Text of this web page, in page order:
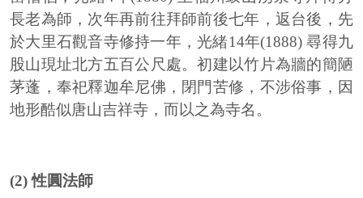
長老為師，次年再前往拜師前後七年，返台後，先
於大里石觀音寺修持一年，光緒14年(1888) 尋得九
股山現址北方五百公尺處。初建以竹片為牆的簡陋
茅蓬，奉祀釋迦牟尼佛，閉門苦修，不涉俗事，因
地形酷似唐山吉祥寺，而以之為寺名。
(2) 性圓法師